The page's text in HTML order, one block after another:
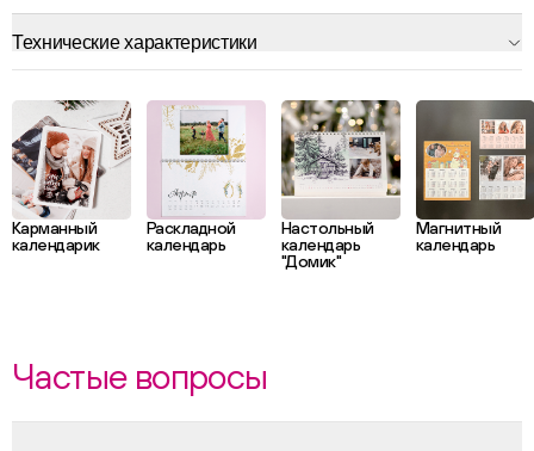
Технические характеристики
Карманный
календарик
Раскладной
календарь
Настольный
календарь
"Домик"
Магнитный
календарь
Частые вопросы